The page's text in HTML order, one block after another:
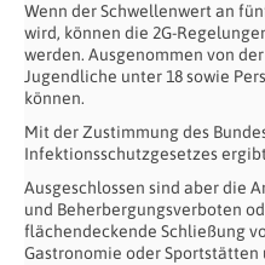
Wenn der Schwellenwert an
wird, können die 2G-
werden. Ausgenommen von
Jugendliche unter 18 sowie
können.
Mit der Zustimmung des
Infektionsschutzgesetzes
Ausgeschlossen sind aber die
und Beherbergungsverboten
flächendeckende Schließung
Gastronomie oder Sportstätten